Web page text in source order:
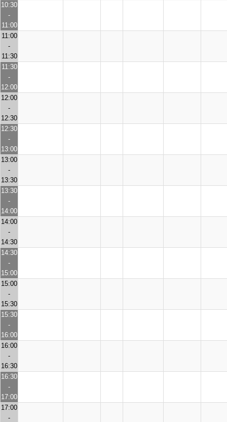
10:30
-
11:00
11:00
-
11:30
11:30
-
12:00
12:00
-
12:30
12:30
-
13:00
13:00
-
13:30
13:30
-
14:00
14:00
-
14:30
14:30
-
15:00
15:00
-
15:30
15:30
-
16:00
16:00
-
16:30
16:30
-
17:00
17:00
-